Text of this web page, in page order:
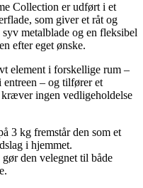
Collection er udført i et
som giver et råt og
metalblade og en fleksibel
efter eget ønske.
element i forskellige rum –
entreen – og tilfører et
ingen vedligeholdelse
3 kg fremstår den som et
i hjemmet.
den velegnet til både